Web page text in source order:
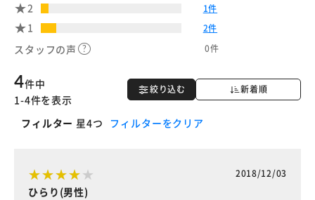
2 1件
1 2件
スタッフの声 0件
絞り込む 新着順
4件中
1-4件を表示
フィルター 星4つ フィルターをクリア
2018/12/03
ひらり(男性)